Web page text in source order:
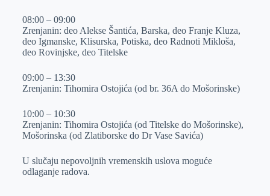
08:00 – 09:00
Zrenjanin: deo Alekse Šantića, Barska, deo Franje Kluza,
deo Igmanske, Klisurska, Potiska, deo Radnoti Mikloša,
deo Rovinjske, deo Titelske
09:00 – 13:30
Zrenjanin: Tihomira Ostojića (od br. 36A do Mošorinske)
10:00 – 10:30
Zrenjanin: Tihomira Ostojića (od Titelske do Mošorinske),
Mošorinska (od Zlatiborske do Dr Vase Savića)
U slučaju nepovoljnih vremenskih uslova moguće
odlaganje radova.